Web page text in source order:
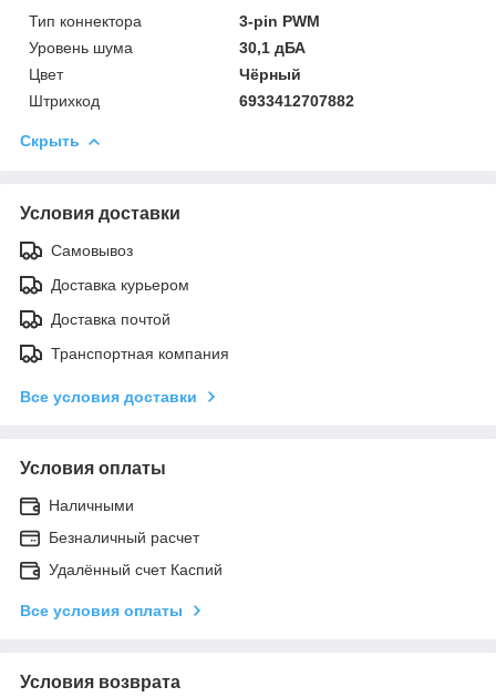
Тип коннектора
3-pin PWM
Уровень шума
30,1 дБА
Цвет
Чёрный
Штрихкод
6933412707882
Скрыть
Условия доставки
Самовывоз
Доставка курьером
Доставка почтой
Транспортная компания
Все условия доставки
Условия оплаты
Наличными
Безналичный расчет
Удалённый счет Каспий
Все условия оплаты
Условия возврата